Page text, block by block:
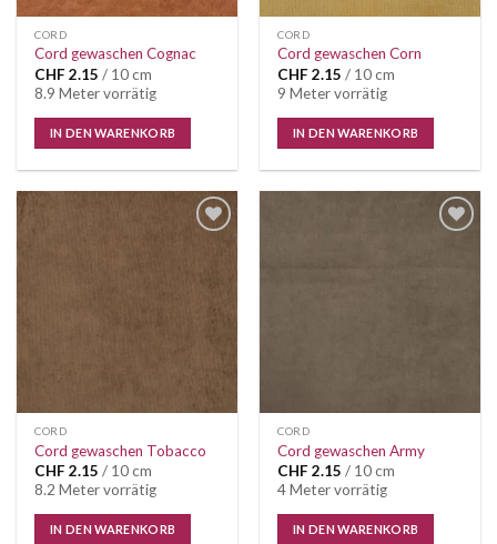
CORD
Cord gewaschen Cognac
CHF 2.15 / 10 cm
8.9 Meter vorrätig
IN DEN WARENKORB
CORD
Cord gewaschen Corn
CHF 2.15 / 10 cm
9 Meter vorrätig
IN DEN WARENKORB
CORD
Cord gewaschen Tobacco
CHF 2.15 / 10 cm
8.2 Meter vorrätig
IN DEN WARENKORB
CORD
Cord gewaschen Army
CHF 2.15 / 10 cm
4 Meter vorrätig
IN DEN WARENKORB